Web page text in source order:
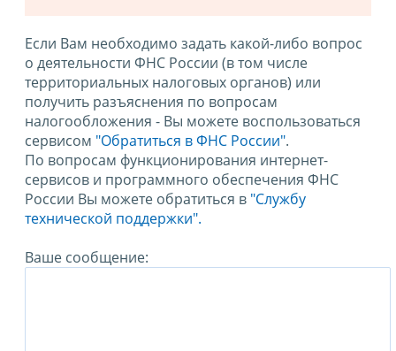
Если Вам необходимо задать какой-либо вопрос
о деятельности ФНС России (в том числе
территориальных налоговых органов) или
получить разъяснения по вопросам
налогообложения - Вы можете воспользоваться
сервисом "Обратиться в ФНС России".
По вопросам функционирования интернет-
сервисов и программного обеспечения ФНС
России Вы можете обратиться в "Службу
технической поддержки".
Ваше сообщение: